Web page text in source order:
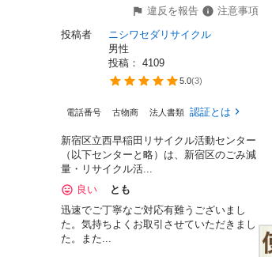
違反を報告
注意事項
投稿者
ニシワセダリサイクル
男性
投稿： 4109
5.0(3)
電話番号 古物商 法人書類 認証とは
新宿区立西早稲田リサイクル活動センター
（以下センターと略）は、新宿区のごみ減
量・リサイクル活...
良い
とも
迅速でご丁寧なご対応有難うございまし
た。気持ちよくお取引させていただきまし
た。また...